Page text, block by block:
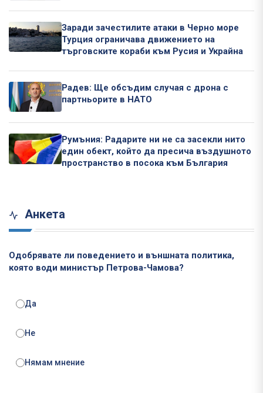
Заради зачестилите атаки в Черно море
Турция ограничава движението на
търговските кораби към Русия и Украйна
Радев: Ще обсъдим случая с дрона с
партньорите в НАТО
Румъния: Радарите ни не са засекли нито
един обект, който да пресича въздушното
пространство в посока към България
Анкета
Одобрявате ли поведението и външната политика,
която води министър Петрова-Чамова?
Да
Не
Нямам мнение